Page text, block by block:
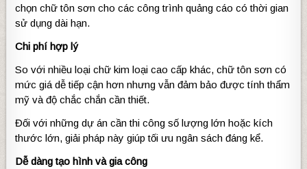
chọn chữ tôn sơn cho các công trình quảng cáo có thời gian
sử dụng dài hạn.
Chi phí hợp lý
So với nhiều loại chữ kim loại cao cấp khác, chữ tôn sơn có
mức giá dễ tiếp cận hơn nhưng vẫn đảm bảo được tính thẩm
mỹ và độ chắc chắn cần thiết.
Đối với những dự án cần thi công số lượng lớn hoặc kích
thước lớn, giải pháp này giúp tối ưu ngân sách đáng kể.
Dễ dàng tạo hình và gia công